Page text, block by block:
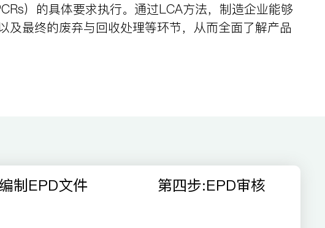
）的具体要求执行。通过LCA方法，制造企业能够
最终的废弃与回收处理等环节，从而全面了解产品
制EPD文件
第四步:EPD审核